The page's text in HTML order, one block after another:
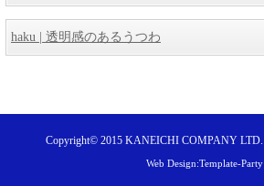
haku | 透明感のあるうつわ
Copyright© 2015 KANEICHI COMPANY LTD.
Web Design:Template-Party